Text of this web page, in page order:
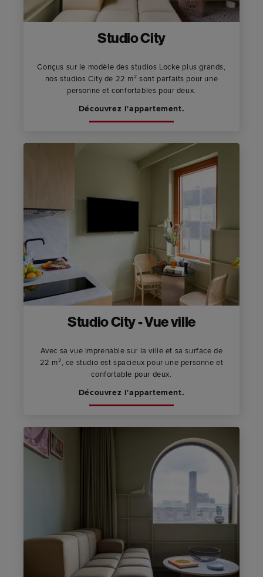
Studio City
Conçus sur le modèle des studios Locke plus grands,
nos studios City de 22 m² sont parfaits pour une
personne et confortables pour deux.
Découvrez l'appartement.
Studio City - Vue ville
Avec sa vue imprenable sur la ville et sa surface de
22 m², ce studio est spacieux pour une personne et
confortable pour deux.
Découvrez l'appartement.